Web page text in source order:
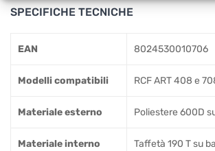
SPECIFICHE TECNICHE
EAN 8024530010706
Modelli compatibili RCF ART 408 e
Materiale esterno Poliestere 600D
Materiale interno Taffetà 190 T su